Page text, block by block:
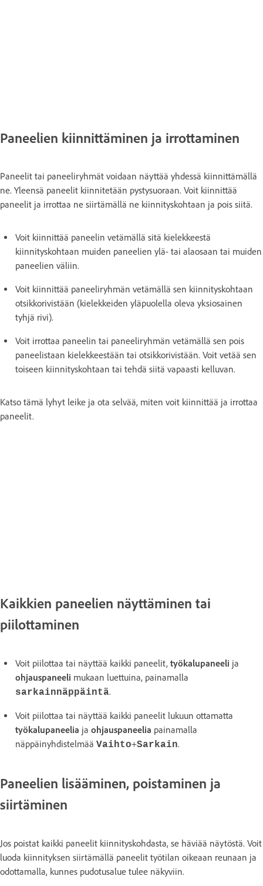
Paneelien kiinnittäminen ja irrottaminen
Paneelit tai paneeliryhmät voidaan näyttää yhdessä kiinnittämällä
ne. Yleensä paneelit kiinnitetään pystysuoraan. Voit kiinnittää
paneelit ja irrottaa ne siirtämällä ne kiinnityskohtaan ja pois siitä.
Voit kiinnittää paneelin vetämällä sitä kielekkeestä
kiinnityskohtaan muiden paneelien ylä- tai alaosaan tai muiden
paneelien väliin.
Voit kiinnittää paneeliryhmän vetämällä sen kiinnityskohtaan
otsikkorivistään (kielekkeiden yläpuolella oleva yksiosainen
tyhjä rivi).
Voit irrottaa paneelin tai paneeliryhmän vetämällä sen pois
paneelistaan kielekkeestään tai otsikkorivistään. Voit vetää sen
toiseen kiinnityskohtaan tai tehdä siitä vapaasti kelluvan.
Katso tämä lyhyt leike ja ota selvää, miten voit kiinnittää ja irrottaa
paneelit.
Kaikkien paneelien näyttäminen tai
piilottaminen
Voit piilottaa tai näyttää kaikki paneelit, työkalupaneeli ja
ohjauspaneeli mukaan luettuina, painamalla
sarkainnäppäintä.
Voit piilottaa tai näyttää kaikki paneelit lukuun ottamatta
työkalupaneelia ja ohjauspaneelia painamalla
näppäinyhdistelmää Vaihto+Sarkain.
Paneelien lisääminen, poistaminen ja
siirtäminen
Jos poistat kaikki paneelit kiinnityskohdasta, se häviää näytöstä. Voit
luoda kiinnityksen siirtämällä paneelit työtilan oikeaan reunaan ja
odottamalla, kunnes pudotusalue tulee näkyviin.